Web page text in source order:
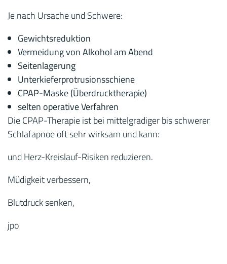
Je nach Ursache und Schwere:
Gewichtsreduktion
Vermeidung von Alkohol am Abend
Seitenlagerung
Unterkieferprotrusionsschiene
CPAP-Maske (Überdrucktherapie)
selten operative Verfahren
Die CPAP-Therapie ist bei mittelgradiger bis schwerer
Schlafapnoe oft sehr wirksam und kann:
und Herz-Kreislauf-Risiken reduzieren.
Müdigkeit verbessern,
Blutdruck senken,
jpo